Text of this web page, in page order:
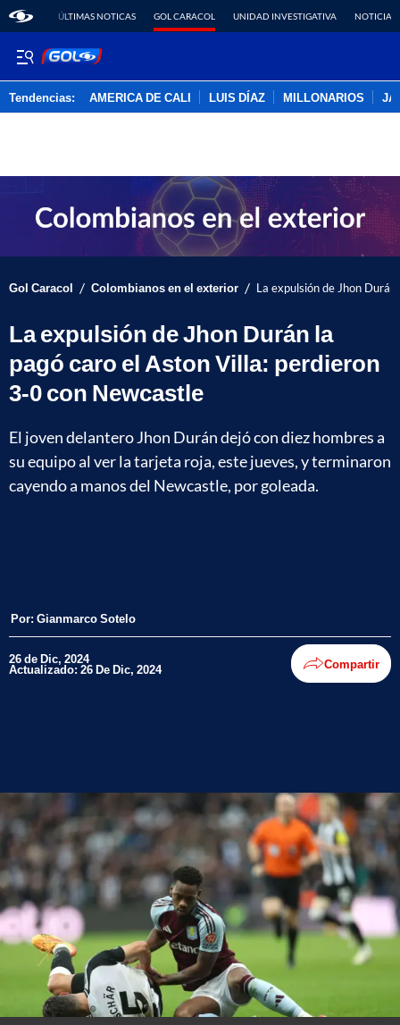
ÚLTIMAS NOTICAS GOL CARACOL UNIDAD INVESTIGATIVA NOTICIAS
Tendencias: AMERICA DE CALI LUIS DÍAZ MILLONARIOS
Gol Caracol / Colombianos en el exterior / La expulsión de Jhon
La expulsión de Jhon Durán la
pagó caro el Aston Villa: perdieron
3-0 con Newcastle
El joven delantero Jhon Durán dejó con diez hombres a
su equipo al ver la tarjeta roja, este jueves, y terminaron
cayendo a manos del Newcastle, por goleada.
Por: Gianmarco Sotelo
26 de Dic, 2024
Actualizado: 26 De Dic, 2024 Compartir